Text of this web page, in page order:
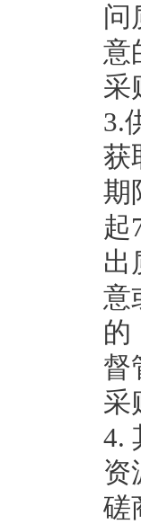
问
意
采
3.
获
期
起
出
意
的
督
采
4.
资
磋